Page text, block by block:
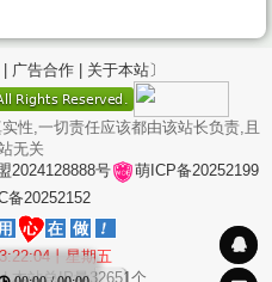
广告合作 | 关于本站〕
性,一切责任应该都由该站长负责,且
无关
2024128888号
萌ICP备20252199
备20252152
丨星期五
| 本站总IP量32651 个